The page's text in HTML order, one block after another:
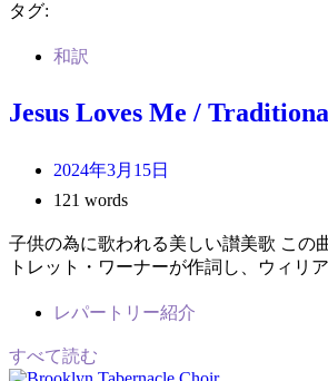
タグ:
和訳
Jesus Loves Me /
2024年3月15日
121 words
子供の為に歌われる美しい讃美歌 この
トレット・ワーナーが作詞し、ウィリ
レパートリー紹介
すべて読む